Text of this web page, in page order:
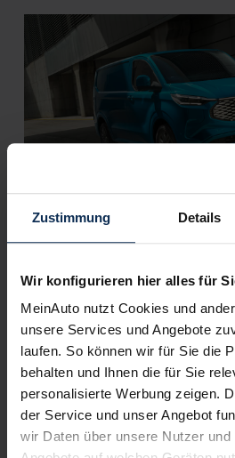
Zustimmung Details
Wir konfigurieren hier alles für
MeinAuto nutzt Cookies und
unsere Services und Angebote
laufen. So können wir für Sie die
behalten und Ihnen die für Sie
personalisierte Werbung zeigen.
der Service und unser Angebot
wir Daten über unsere Nutzer
Ford E-Transit (Test 2023):
Transporter-Urgestein mit E-
Ford Focus Turnier (Test
das Visier und baut den
Ford Ranger oder Raptor: In
der Pick-up mehr drauf?
zum Automagazin